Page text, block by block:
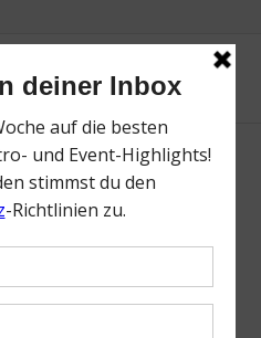
| Düsseldates |